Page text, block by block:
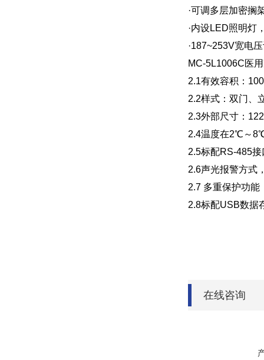
·可调多层加密搁
·内设LED照明灯
·187~253V宽电
MC-5L1006C医
2.1有效容积：
2.2样式：双门、
2.3外部尺寸：
2.4温度在2℃～
2.5标配RS-485
2.6声光报警方式
2.7 多重保护功能
2.8标配USB数据
在线咨询